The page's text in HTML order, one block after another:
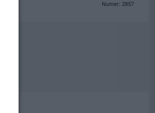
Numer: 2857